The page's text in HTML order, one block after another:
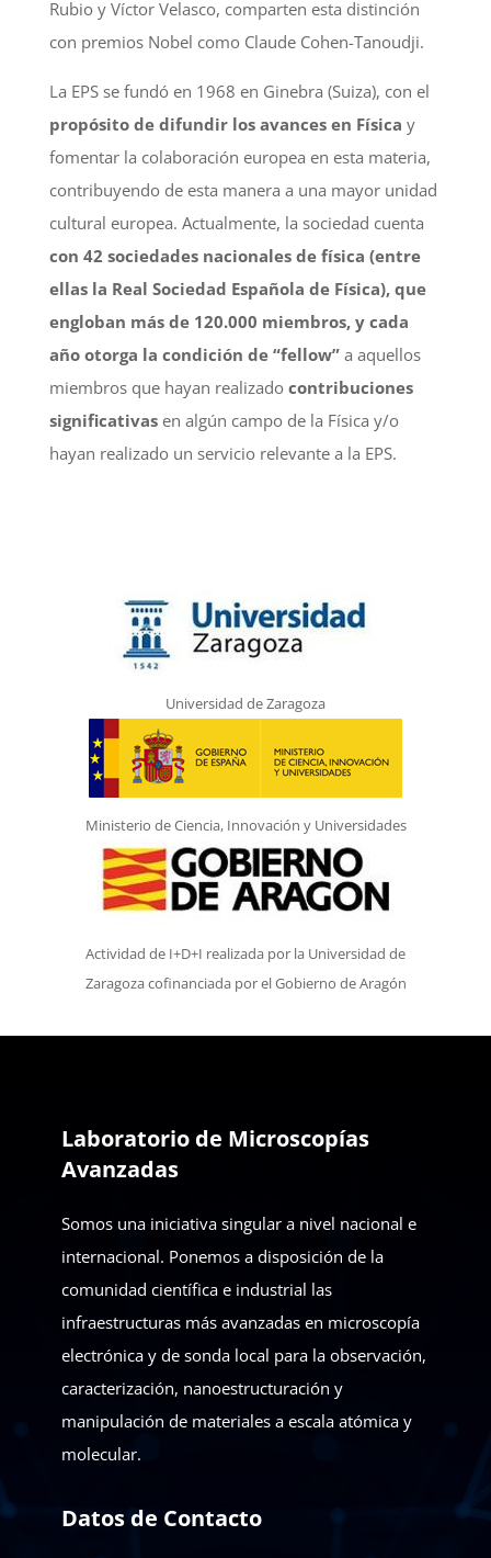
Rubio y Víctor Velasco, comparten esta distinción
con premios Nobel como Claude Cohen-Tanoudji.
La EPS se fundó en 1968 en Ginebra (Suiza), con el
propósito de difundir los avances en Física y
fomentar la colaboración europea en esta materia,
contribuyendo de esta manera a una mayor unidad
cultural europea. Actualmente, la sociedad cuenta
con 42 sociedades nacionales de física (entre
ellas la Real Sociedad Española de Física), que
engloban más de 120.000 miembros, y cada
año otorga la condición de “fellow”a aquellos
miembros que hayan realizado contribuciones
significativasen algún campo de la Física y/o
hayan realizado un servicio relevante a la EPS.
Universidad de Zaragoza
Ministerio de Ciencia, Innovación y Universidades
Actividad de I+D+I realizada por la Universidad de
Zaragoza cofinanciada por el Gobierno de Aragón
Laboratorio de Microscopías
Avanzadas
Somos una iniciativa singular a nivel nacional e
internacional. Ponemos a disposición de la
comunidad científica e industrial las
infraestructuras más avanzadas en microscopía
electrónica y de sonda local para la observación,
caracterización, nanoestructuración y
manipulación de materiales a escala atómica y
molecular.
Datos de Contacto